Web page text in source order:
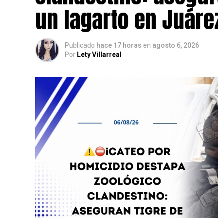
un lagarto en
Publicado hace 17 horas en agosto 6, 2026
Por Lety Villarreal